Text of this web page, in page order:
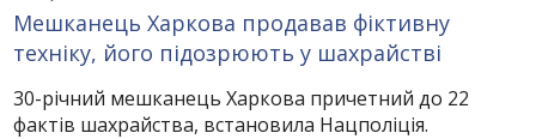
Мешканець Харкова продавав фіктивну
техніку, його підозрюють у шахрайстві
30-річний мешканець Харкова причетний до 22
фактів шахрайства, встановила Нацполіція.